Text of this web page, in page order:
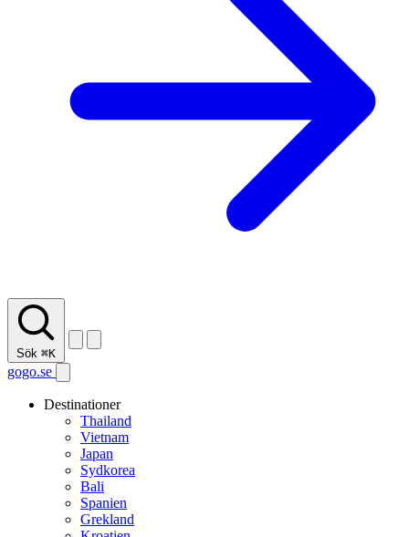
Sök ⌘K
gogo.se
Destinationer
Thailand
Vietnam
Japan
Sydkorea
Bali
Spanien
Grekland